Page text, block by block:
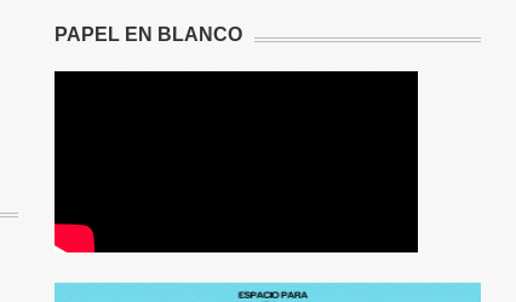
PAPEL EN BLANCO